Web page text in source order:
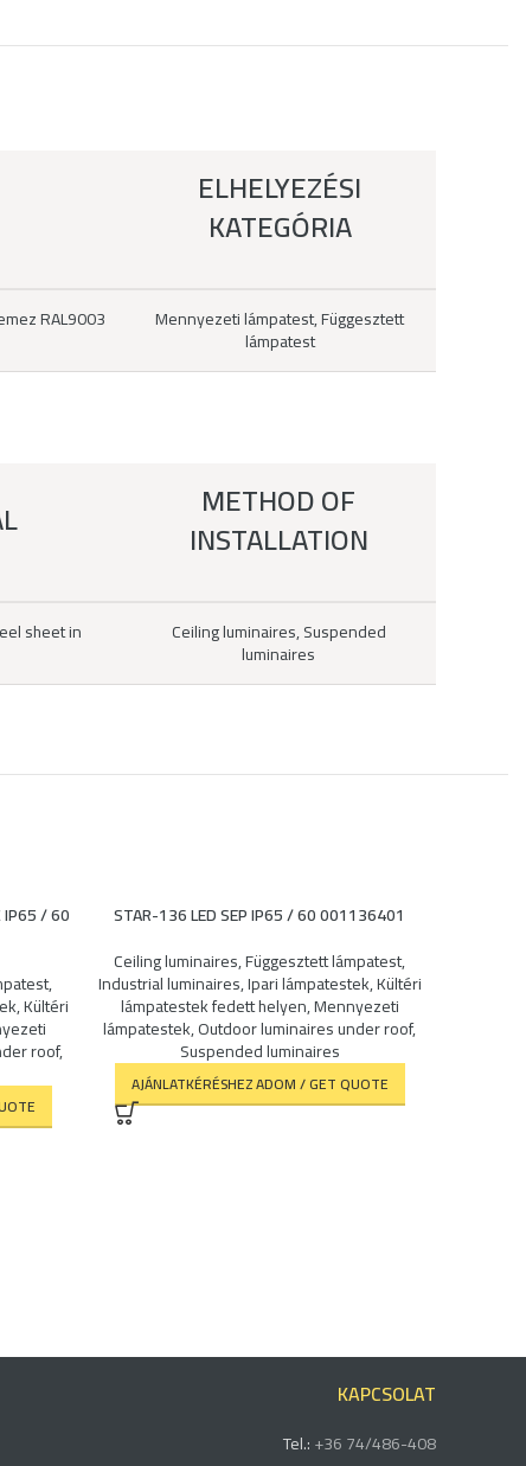
ELHELYEZÉSI
KATEGÓRIA
RAL9003 Mennyezeti lámpatest, Függesztett
lámpatest
METHOD OF
INSTALLATION
sheet in Ceiling luminaires, Suspended
luminaires
/ 60
,
,Kültéri
roof,
STAR-136 LED SEP IP65 / 60 001136401
Ceiling luminaires,Függesztett lámpatest,
Industrial luminaires,Ipari lámpatestek,Kültéri
lámpatestek fedett helyen,Mennyezeti
lámpatestek,Outdoor luminaires under roof,
Suspended luminaires
AJÁNLATKÉRÉSHEZ ADOM / GET QUOTE
KAPCSOLAT
Tel.:+36 74/486-408